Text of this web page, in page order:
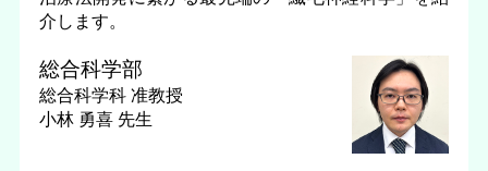
介します。
総合科学部
総合科学科 准教授
小林 勇喜 先生